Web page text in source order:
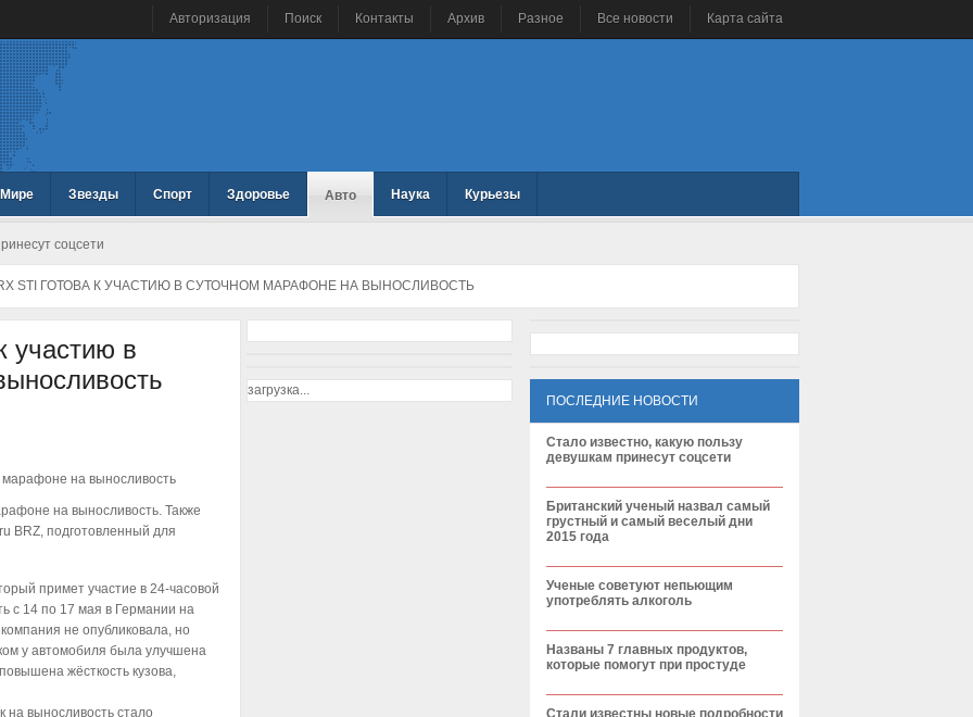
Авторизация Поиск Контакты Архив Разное Все новости Карта сайта
Звезды Спорт Здоровье Авто Наука Курьезы
соцсети
STI ГОТОВА К УЧАСТИЮ В СУТОЧНОМ МАРАФОНЕ НА ВЫНОСЛИВОСТЬ
участию в
на выносливость. Также
BRZ, подготовленный для
примет участие в 24-часовой
с 14 по 17 мая в Германии на
не опубликовала, но
у автомобиля была улучшена
жёсткость кузова,
на выносливость стало
загрузка...
ПОСЛЕДНИЕ НОВОСТИ
Стало известно, какую пользу
девушкам принесут соцсети
Британский ученый назвал самый
грустный и самый веселый дни
2015 года
Ученые советуют непьющим
употреблять алкоголь
Названы 7 главных продуктов,
которые помогут при простуде
Стали известны новые подробности